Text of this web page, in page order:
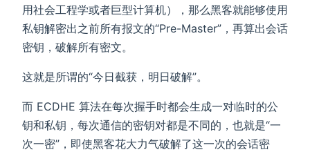
用社会工程学或者巨型计算机），那么黑客就能够使用
私钥解密出之前所有报文的“Pre-Master”，再算出会话
密钥，破解所有密文。
这就是所谓的“今日截获，明日破解”。
而 ECDHE 算法在每次握手时都会生成一对临时的公
钥和私钥，每次通信的密钥对都是不同的，也就是“一
次一密”，即使黑客花大力气破解了这一次的会话密